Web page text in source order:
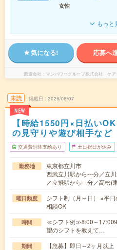
女性
もっと
気になる! 応募へ
派遣会社 マンパワーグループ株式会社 ケ
未読
NEW
掲載日 2026/08/07
【時給1550円×日払い
の見守りや遊び相手など
交通費別途支給あり 土日祝日が休み
勤務地
東京都立川市
西武立川駅から---分／立
／立飛駅から---分／高松(
曜日頻度
シフト制（月～日） ※平
相談OK
時間
≪シフト例≫8:00～
望のシフトを教えて…
期間 【急募】即日～2ヶ月以